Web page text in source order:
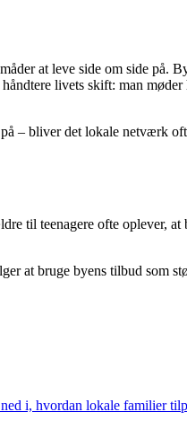
at leve side om side på.
livets skift: man
– bliver det lokale netværk
til teenagere ofte oplever,
at bruge byens tilbud som
i, hvordan lokale familier